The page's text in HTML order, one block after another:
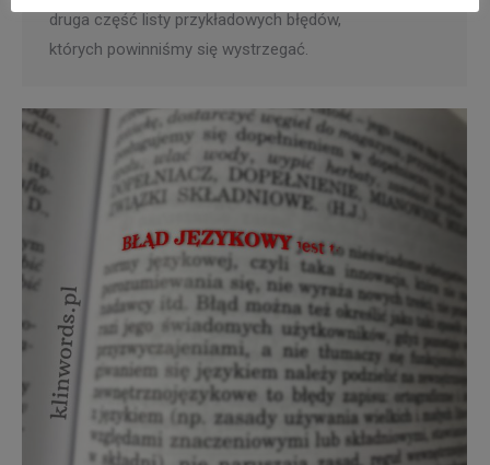
druga część listy przykładowych błędów,
których powinniśmy się wystrzegać.